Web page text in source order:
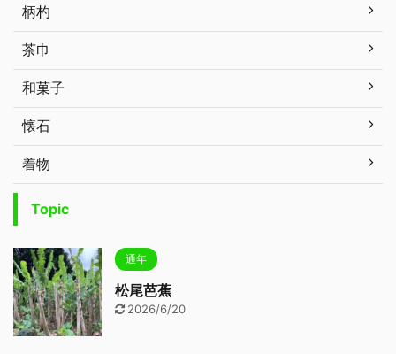
柄杓
茶巾
和菓子
懐石
着物
Topic
通年
松尾芭蕉
2026/6/20